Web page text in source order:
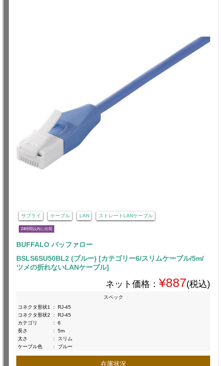
サプライ ケーブル LAN ストレートLANケーブル
24時間以内に出荷
BUFFALO バッファロー
BSLS6SU50BL2 (ブルー) [カテゴリー6/スリムケーブル/5m/
ツメの折れないLANケーブル]
ネット価格： ¥887(税込)
スペック
コネクタ形状1
:
RJ-45
コネクタ形状2
:
RJ-45
カテゴリ
:
6
長さ
:
5m
太さ
:
スリム
ケーブル色
: ブルー
在庫状況